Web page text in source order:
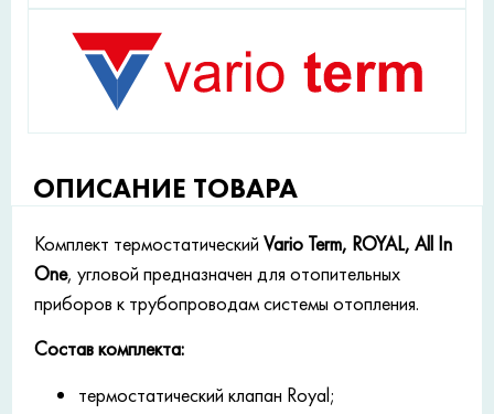
ОПИСАНИЕ ТОВАРА
Комплект термостатический Vario Term, ROYAL, All In
One, угловой предназначен для отопительных
приборов к трубопроводам системы отопления.
Состав комплекта:
термостатический клапан Royal;